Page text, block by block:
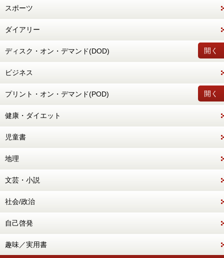
スポーツ
ダイアリー
開く
ディスク・オン・デマンド(DOD)
ビジネス
開く
プリント・オン・デマンド(POD)
健康・ダイエット
児童書
地理
文芸・小説
社会/政治
自己啓発
趣味／実用書